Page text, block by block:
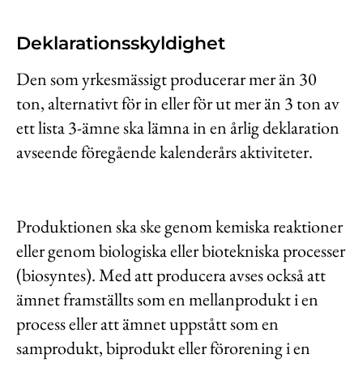
Lediga jobb
Kundwebben
In English
Deklarationsskyldighet
Den som yrkesmässigt producerar mer än 30
ton, alternativt för in eller för ut mer än 3 ton av
ett lista 3-ämne ska lämna in en årlig deklaration
avseende föregående kalenderårs aktiviteter.
Produktionen ska ske genom kemiska reaktioner
eller genom biologiska eller biotekniska processer
(biosyntes). Med att producera avses också att
ämnet framställts som en mellanprodukt i en
process eller att ämnet uppstått som en
samprodukt, biprodukt eller förorening i en